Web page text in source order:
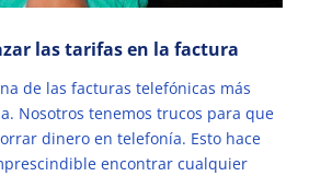
las tarifas en la factura
de las facturas telefónicas más
Nosotros tenemos trucos para que
dinero en telefonía. Esto hace
encontrar cualquier